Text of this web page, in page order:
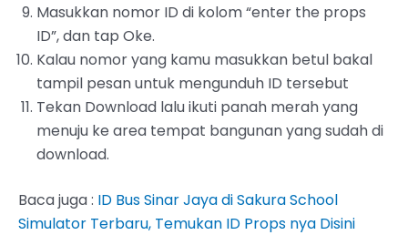
‌Masukkan nomor ID di kolom “enter the props
ID”, dan tap Oke.
Kalau nomor yang kamu masukkan betul bakal
tampil pesan untuk mengunduh ID tersebut
Tekan Download lalu ikuti panah merah yang
menuju ke area tempat bangunan yang sudah di
download.
Baca juga : ID Bus Sinar Jaya di Sakura School
Simulator Terbaru, Temukan ID Props nya Disini